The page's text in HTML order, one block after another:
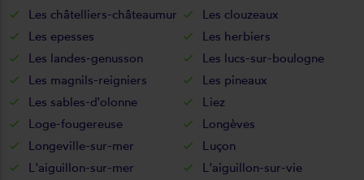
Les châtelliers-châteaumur
Les clouzeaux
Les epesses
Les herbiers
Les landes-genusson
Les lucs-sur-boulogne
Les magnils-reigniers
Les pineaux
Les sables-d'olonne
Liez
Loge-fougereuse
Longèves
Longeville-sur-mer
Luçon
L'aiguillon-sur-mer
L'aiguillon-sur-vie